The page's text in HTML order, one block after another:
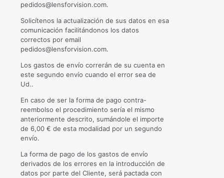
pedidos@lensforvision.com.
Solicítenos la actualización de sus datos en esa
comunicación facilitándonos los datos
correctos por email
pedidos@lensforvision.com.
Los gastos de envío correrán de su cuenta en
este segundo envío cuando el error sea de
Ud..
En caso de ser la forma de pago contra-
reembolso el procedimiento sería el mismo
anteriormente descrito, sumándole el importe
de 6,00 € de esta modalidad por un segundo
envío.
La forma de pago de los gastos de envío
derivados de los errores en la introducción de
datos por parte del Cliente, será pactada con